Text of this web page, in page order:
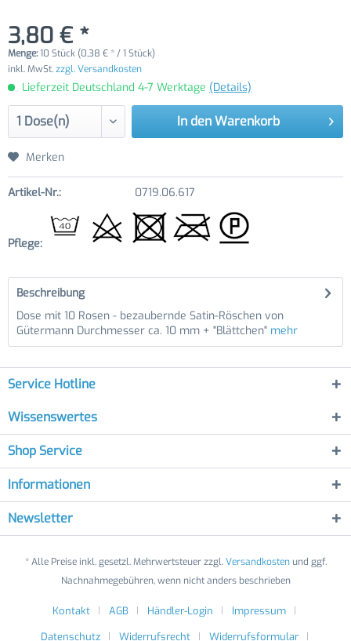
3,80 € *
Menge:10 Stück (0,38 € * / 1 Stück)
inkl. MwSt.zzgl. Versandkosten
Lieferzeit Deutschland 4-7 Werktage (Details)
In den Warenkorb
Merken
Artikel-Nr.: 0719.06.617
Pflege:
Beschreibung
Dose mit 10 Rosen - bezaubernde Satin-Röschen von
Gütermann Durchmesser ca. 10 mm + "Blättchen" mehr
Service Hotline
Wissenswertes
Shop Service
Informationen
Newsletter
* Alle Preise inkl. gesetzl. Mehrwertsteuer zzgl.Versandkostenund ggf.
Nachnahmegebühren, wenn nicht anders beschrieben
Kontakt AGB Händler-Login
Impressum
Datenschutz
Widerrufsrecht Widerrufsformular